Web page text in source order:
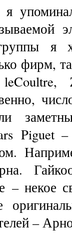
я
я
фирм,
Piguet –
– некое
–